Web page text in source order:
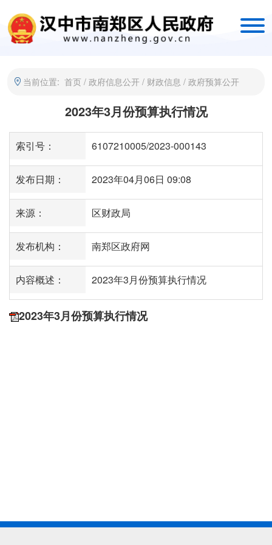
当前位置: 首页 / 政府信息公开 / 财政信息 / 政府预算公开
2023年3月份预算执行情况
索引号： 6107210005/2023-000143
发布日期： 2023年04月06日 09:08
来源： 区财政局
发布机构： 南郑区政府网
内容概述： 2023年3月份预算执行情况
2023年3月份预算执行情况